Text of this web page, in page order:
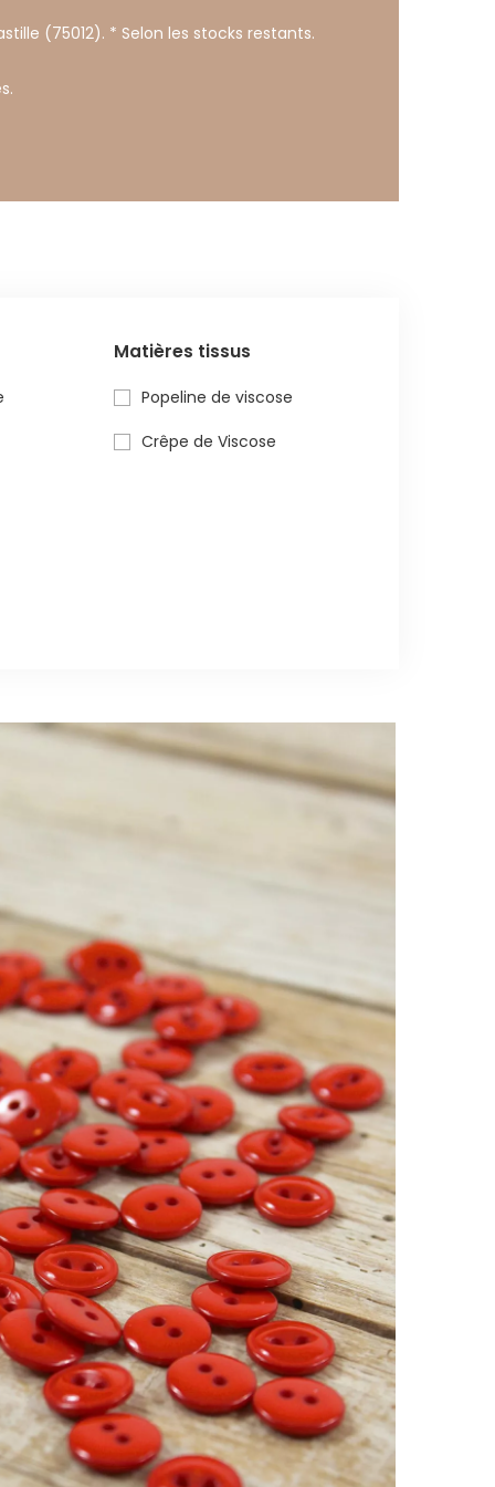
(75012). * Selon les stocks restants.
Matières tissus
Popeline de viscose
Crêpe de Viscose